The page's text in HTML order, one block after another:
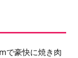
で豪快に焼き肉